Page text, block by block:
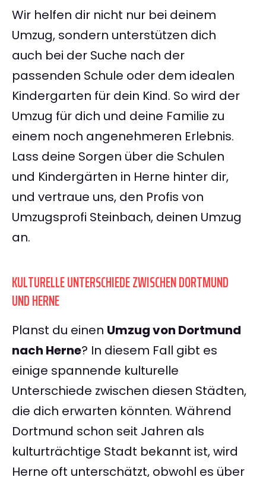
Wir helfen dir nicht nur bei deinem
Umzug, sondern unterstützen dich
auch bei der Suche nach der
passenden Schule oder dem idealen
Kindergarten für dein Kind. So wird der
Umzug für dich und deine Familie zu
einem noch angenehmeren Erlebnis.
Lass deine Sorgen über die Schulen
und Kindergärten in Herne hinter dir,
und vertraue uns, den Profis von
Umzugsprofi Steinbach, deinen Umzug
an.
KULTURELLE UNTERSCHIEDE ZWISCHEN DORTMUND
UND HERNE
Planst du einen Umzug von Dortmund
nach Herne? In diesem Fall gibt es
einige spannende kulturelle
Unterschiede zwischen diesen Städten,
die dich erwarten könnten. Während
Dortmund schon seit Jahren als
kulturträchtige Stadt bekannt ist, wird
Herne oft unterschätzt, obwohl es über